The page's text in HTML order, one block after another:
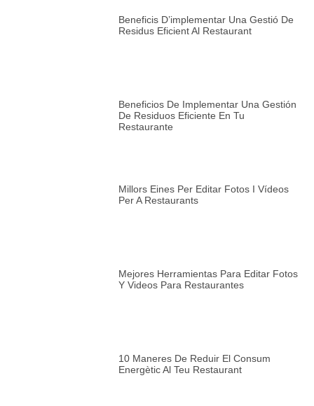
Beneficis D’implementar Una Gestió De
Residus Eficient Al Restaurant
Beneficios De Implementar Una Gestión
De Residuos Eficiente En Tu
Restaurante
Millors Eines Per Editar Fotos I Vídeos
Per A Restaurants
Mejores Herramientas Para Editar Fotos
Y Videos Para Restaurantes
10 Maneres De Reduir El Consum
Energètic Al Teu Restaurant